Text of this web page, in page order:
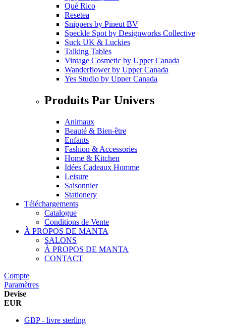
Qué Rico
Resetea
Snippers by Pineut BV
Speckle Spot by Designworks Collective
Suck UK & Luckies
Talking Tables
Vintage Cosmetic by Upper Canada
Wanderflowerby Upper Canada
Yes Studio by Upper Canada
Produits Par Univers
Animaux
Beauté & Bien-être
Enfants
Fashion & Accessories
Home & Kitchen
Idées Cadeaux Homme
Leisure
Saisonnier
Stationery
Téléchargements
Catalogue
Conditions de Vente
À PROPOS DE MANTA
SALONS
À PROPOS DE MANTA
CONTACT
Compte
Paramètres
Devise
EUR
GBP - livre sterling